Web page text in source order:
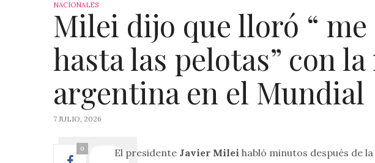
NACIONALES
Milei dijo que lloró “ me
hasta las pelotas” con
argentina en el Mundial
7 JULIO, 2026
0 El presidente Javier Milei habló minutos después de la